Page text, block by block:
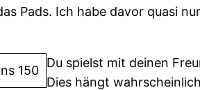
Pads. Ich habe davor quasi
Du spielst mit deinen
Dies hängt